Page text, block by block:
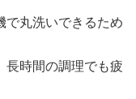
で丸洗いできるため
長時間の調理でも疲